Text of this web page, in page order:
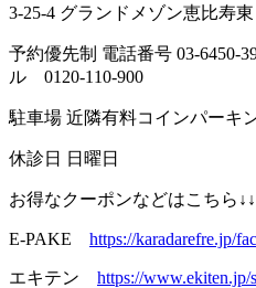
3-25-4 グランドメゾン恵比寿東
予約優先制 電話番号 03-6450-
ル 0120-110-900
駐車場 近隣有料コインパーキ
休診日 日曜日
お得なクーポンなどはこちら↓↓
E-PAKE https://karadarefre.jp/
エキテン https://www.ekiten.jp/